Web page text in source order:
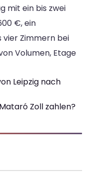
mit ein bis zwei
€, ein
Zimmern bei
Volumen, Etage
Leipzig nach
Zoll zahlen?